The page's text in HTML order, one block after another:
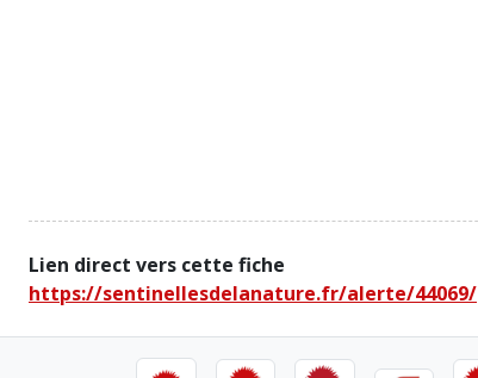
Lien direct vers cette fiche
https://sentinellesdelanature.fr/alerte/44069/